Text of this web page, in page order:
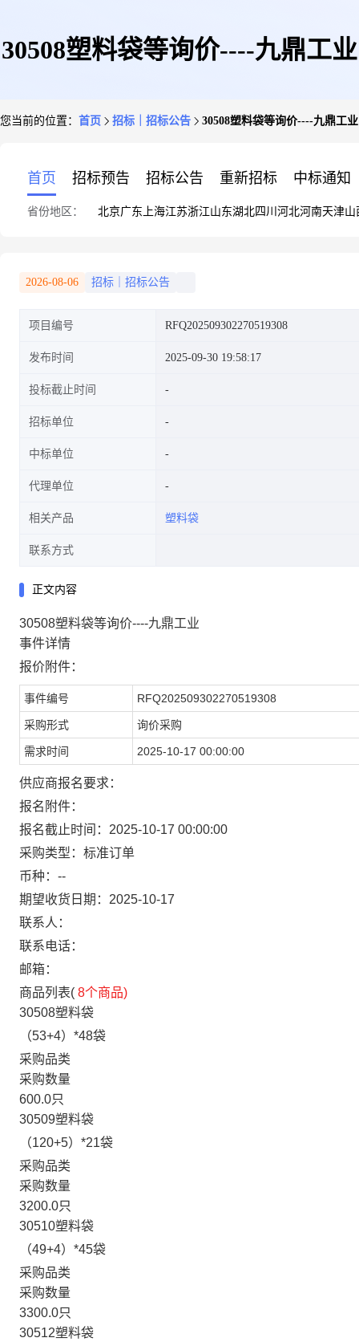
30508塑料袋等询价----九鼎工业
您当前的位置： 首页 招标｜招标公告 30508塑料袋等询价----九鼎工业
首页 招标预告 招标公告 重新招标 中标通知
省份地区： 北京广东 上海江苏浙江山东湖北四川 河北河南天津山
2026-08-06 招标｜招标公告
项目编号 RFQ202509302270519308
发布时间 2025-09-30 19:58:17
投标截止时间
招标单位
中标单位
代理单位
相关产品 塑料袋
联系方式
正文内容
30508塑料袋等询价----九鼎工业
事件详情
报价附件：
事件编号 RFQ202509302270519308
采购形式 询价采购
需求时间 2025-10-17 00:00:00
供应商报名要求：
报名附件：
报名截止时间： 2025-10-17 00:00:00
采购类型： 标准订单
币种： --
期望收货日期： 2025-10-17
联系人：
联系电话：
邮箱：
商品列表( 8个商品)
30508塑料袋
（53+4）*48袋
采购品类
采购数量
600.0只
30509塑料袋
（120+5）*21袋
采购品类
采购数量
3200.0只
30510塑料袋
（49+4）*45袋
采购品类
采购数量
3300.0只
30512塑料袋